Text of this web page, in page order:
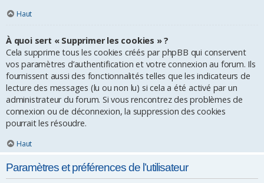
Haut
À quoi sert « Supprimer les cookies » ?
Cela supprime tous les cookies créés par phpBB qui conservent
vos paramètres d’authentification et votre connexion au forum. Ils
fournissent aussi des fonctionnalités telles que les indicateurs de
lecture des messages (lu ou non lu) si cela a été activé par un
administrateur du forum. Si vous rencontrez des problèmes de
connexion ou de déconnexion, la suppression des cookies
pourrait les résoudre.
Haut
Paramètres et préférences de l’utilisateur